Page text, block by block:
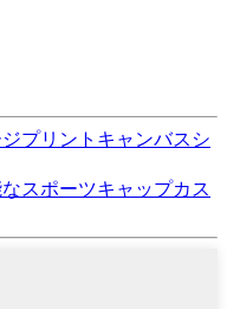
プリントキャンバスシ
スポーツキャップカス